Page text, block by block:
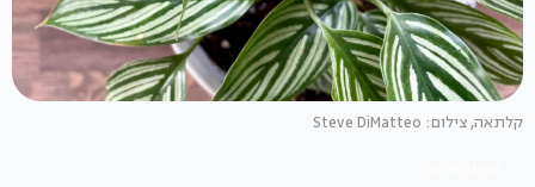
קלתאה, צילום: Steve DiMatteo